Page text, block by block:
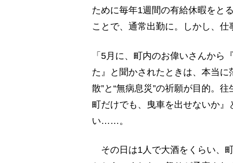
ために毎年1週間の有給休暇をと
ことで、通常出勤に。しかし、仕
「5月に、町内のお偉いさんから
た』と聞かされたときは、本当に
散”と“無病息災”の祈願が目的。
町だけでも、曳車を出せないか
い……。
その日は1人で大酒をくらい、